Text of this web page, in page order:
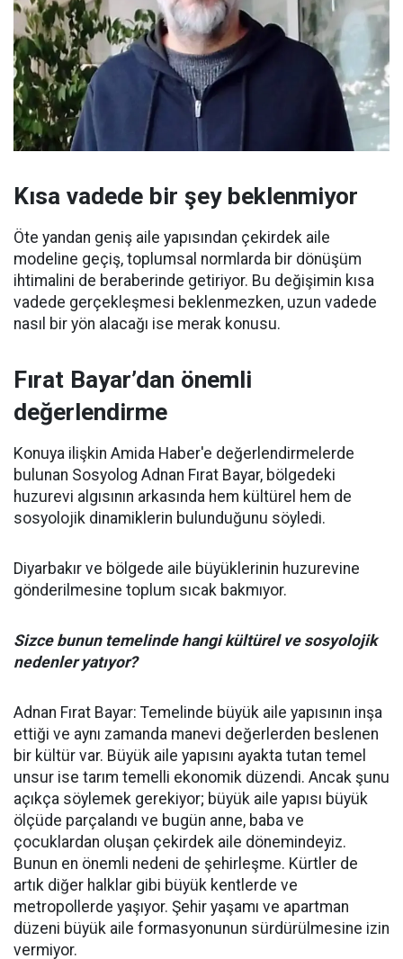
Kısa vadede bir şey beklenmiyor
Öte yandan geniş aile yapısından çekirdek aile
modeline geçiş, toplumsal normlarda bir dönüşüm
ihtimalini de beraberinde getiriyor. Bu değişimin kısa
vadede gerçekleşmesi beklenmezken, uzun vadede
nasıl bir yön alacağı ise merak konusu.
Fırat Bayar’dan önemli
değerlendirme
Konuya ilişkin Amida Haber'e değerlendirmelerde
bulunan Sosyolog Adnan Fırat Bayar, bölgedeki
huzurevi algısının arkasında hem kültürel hem de
sosyolojik dinamiklerin bulunduğunu söyledi.
Diyarbakır ve bölgede aile büyüklerinin huzurevine
gönderilmesine toplum sıcak bakmıyor.
Sizce bunun temelinde hangi kültürel ve sosyolojik
nedenler yatıyor?
Adnan Fırat Bayar: Temelinde büyük aile yapısının inşa
ettiği ve aynı zamanda manevi değerlerden beslenen
bir kültür var. Büyük aile yapısını ayakta tutan temel
unsur ise tarım temelli ekonomik düzendi. Ancak şunu
açıkça söylemek gerekiyor; büyük aile yapısı büyük
ölçüde parçalandı ve bugün anne, baba ve
çocuklardan oluşan çekirdek aile dönemindeyiz.
Bunun en önemli nedeni de şehirleşme. Kürtler de
artık diğer halklar gibi büyük kentlerde ve
metropollerde yaşıyor. Şehir yaşamı ve apartman
düzeni büyük aile formasyonunun sürdürülmesine izin
vermiyor.